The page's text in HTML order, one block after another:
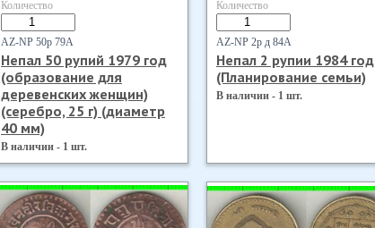
Количество
AZ-NP 50р 79А
Непал 50 рупий 1979 год
(образование для
деревенских женщин)
(серебро, 25 г) (диаметр
40 мм)
В наличии - 1 шт.
Количество
AZ-NP 2р д 84А
Непал 2 рупии 1984 год
(Планирование семьи)
В наличии - 1 шт.